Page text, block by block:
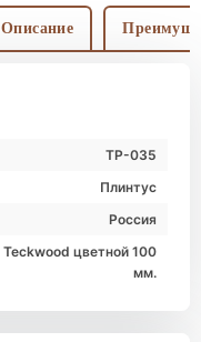
Описание
ТР-035
Плинтус
Россия
Teckwood цветной 100
мм.